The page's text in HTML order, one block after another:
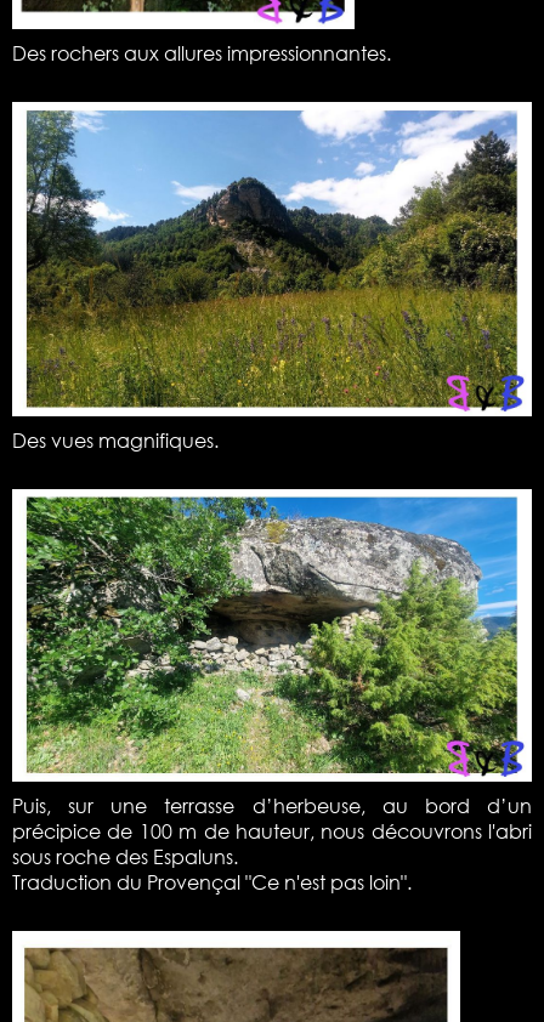
Des rochers aux allures impressionnantes.
Des vues magnifiques.
Puis, sur une terrasse d’herbeuse, au bord d’un
précipice de 100 m de hauteur, nous découvrons l'abri
sous roche des Espaluns.
Traduction du Provençal "Ce n'est pas loin".